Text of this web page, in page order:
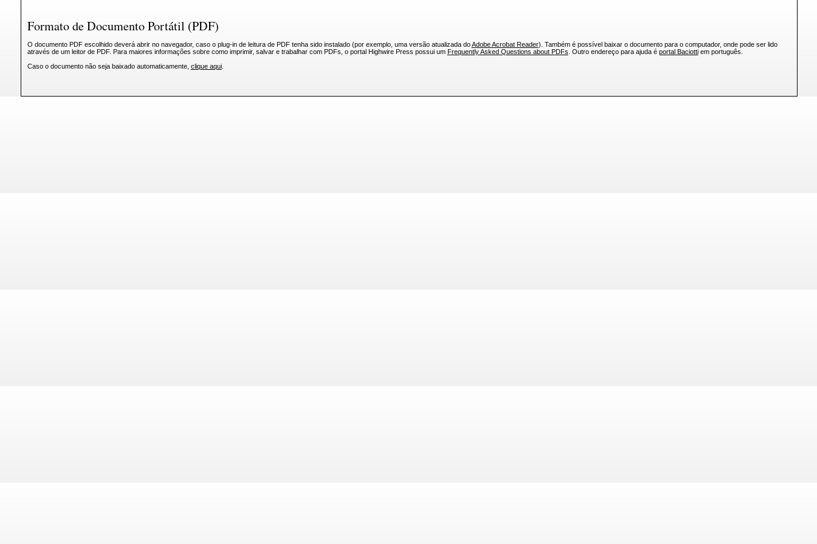
Formato de Documento Portátil (PDF)
O documento PDF escolhido deverá abrir no navegador, caso o plug-in de leitura de PDF tenha sido instalado (por exemplo, uma versão atualizada doAdobe Acrobat Reader). Também é possível baixar o documento para o computador, onde pode ser lido
através de um leitor de PDF. Para maiores informações sobre como imprimir, salvar e trabalhar com PDFs, o portal Highwire Press possui um Frequently Asked Questions about PDFs . Outro endereço para ajuda é portal Baciottiem português.
Caso o documento não seja baixado automaticamente, clique aqui.